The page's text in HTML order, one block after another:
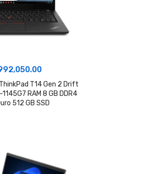
T14 Gen 2 Drift
RAM 8 GB DDR4
512 GB SSD